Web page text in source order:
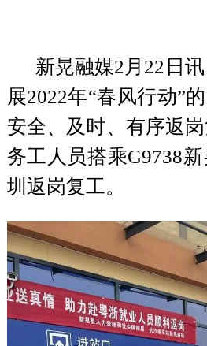
新晃融媒2月22日
展2022年“春风行动”
安全、及时、有序返
务工人员搭乘G9738
圳返岗复工。